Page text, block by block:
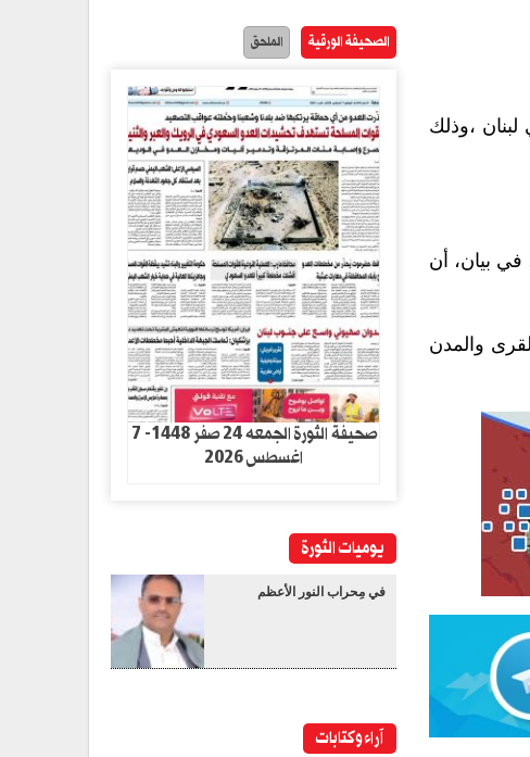
،وذلك
في بيان، أن
والمدن
الصحيفة الورقية الملحق
صحيفة الثورة الجمعه 24 صفر 1448- 7
اغسطس 2026
يوميات الثورة
في مِحراب النور الأعظم
آراء وكتابات